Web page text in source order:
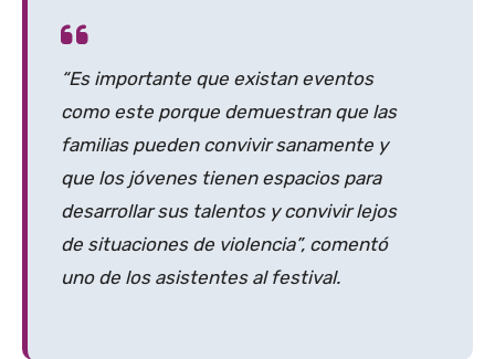
“Es importante que existan eventos
como este porque demuestran que las
familias pueden convivir sanamente y
que los jóvenes tienen espacios para
desarrollar sus talentos y convivir lejos
de situaciones de violencia”, comentó
uno de los asistentes al festival.